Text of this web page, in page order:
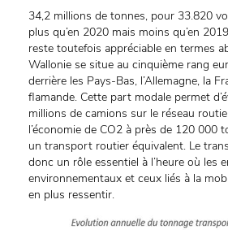
34,2 millions de tonnes, pour 33.820
plus qu’en 2020 mais moins qu’en
reste toutefois appréciable en termes
Wallonie se situe au cinquième rang
derrière les Pays-Bas, l’Allemagne, la
flamande. Cette part modale permet
millions de camions sur le réseau
l’économie de CO2 à près de 120 000
un transport routier équivalent. Le
donc un rôle essentiel à l’heure où les
environnementaux et ceux liés à la
en plus ressentir.